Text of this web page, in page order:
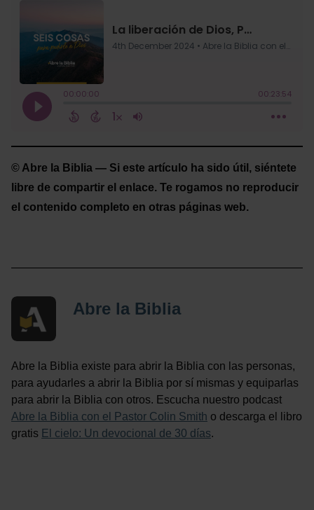
© Abre la Biblia — Si este artículo ha sido útil, siéntete
libre de compartir el enlace. Te rogamos no reproducir
el contenido completo en otras páginas web.
Abre la Biblia
Abre la Biblia existe para abrir la Biblia con las personas,
para ayudarles a abrir la Biblia por sí mismas y equiparlas
para abrir la Biblia con otros. Escucha nuestro podcast
Abre la Biblia con el Pastor Colin Smith o descarga el libro
gratis El cielo: Un devocional de 30 días.